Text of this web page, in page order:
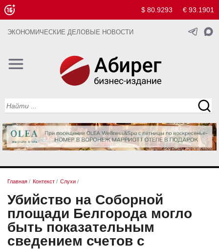
$ 80.9293 € 93.1901
ЭКОНОМИЧЕСКИЕ ДЕЛОВЫЕ НОВОСТИ
Главная / Контекст / Слухи /
Убийство на Соборной
площади Белгорода могло
быть показательным
сведением счетов с